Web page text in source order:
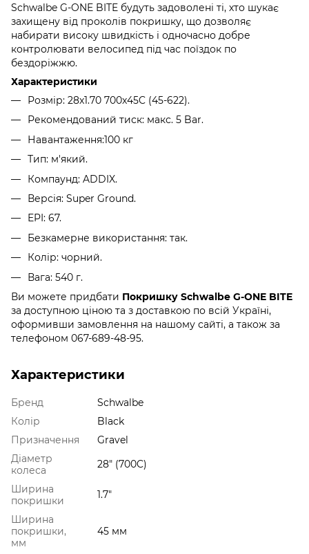
Schwalbe G-ONE BITE будуть задоволені ті, хто шукає
захищену від проколів покришку, що дозволяє
набирати високу швидкість і одночасно добре
контролювати велосипед під час поїздок по
бездоріжжю.
Характеристики
Розмір: 28x1.70 700x45C (45-622).
Рекомендований тиск: макс. 5 Bar.
Навантаження:100 кг
Тип: м'який.
Компаунд: ADDIX.
Версія: Super Ground.
EPI: 67.
Безкамерне використання: так.
Колір: чорний.
Вага: 540 г.
Ви можете придбати Покришку Schwalbe G-ONE BITE
за доступною ціною та з доставкою по всій Україні,
оформивши замовлення на нашому сайті, а також за
телефоном 067-689-48-95.
Характеристики
Бренд
Schwalbe
Колір
Black
Призначення
Gravel
Діаметр
колеса
28" (700C)
Ширина
покришки
1.7"
Ширина
покришки,
мм
45 мм